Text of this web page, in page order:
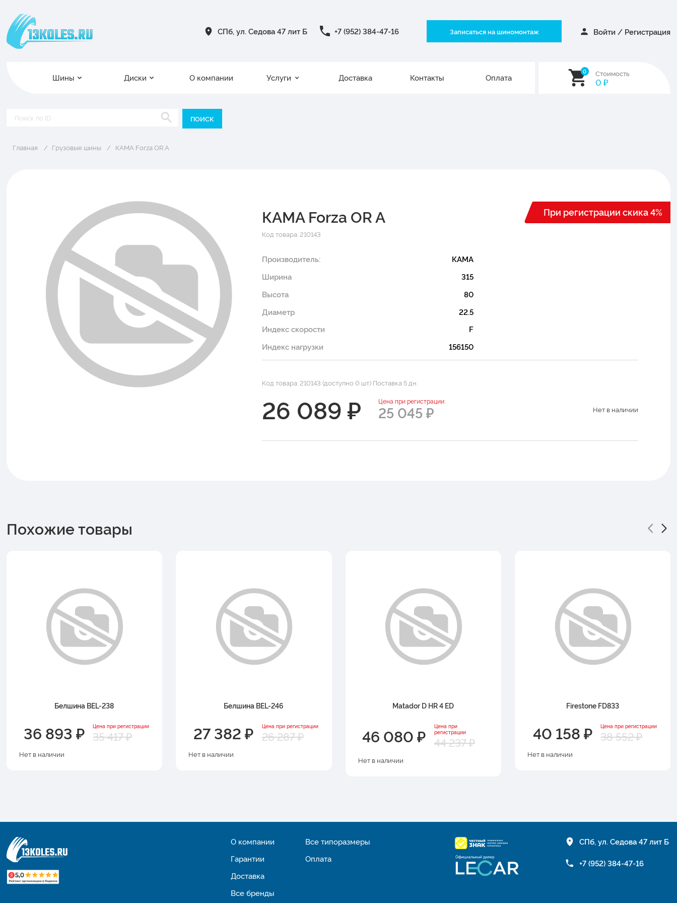
СПб, ул. Седова 47 лит Б +7 (952) 384-47-16 Записаться на шиномонтаж Войти / Регистрация
Шины Диски О компании Услуги Доставка Контакты Оплата
0 Стоимость
0 ₽
Главная Грузовые шины КАМА Forza OR A
КАМА Forza OR A
Код товара: 210143
Производитель:
КАМА
Ширина
315
Высота
80
Диаметр
22.5
Индекс скорости
F
Индекс нагрузки
156150
Код товара: 210143 (доступно 0 шт.) Поставка 5 дн.
26 089 ₽ Цена при регистрации:
25 045 ₽ Нет в наличии
При регистрации скика 4%
Похожие товары
Белшина BEL-238
36 893 ₽ Цена при регистрации
35 417 ₽
Нет в наличии
Белшина BEL-246
27 382 ₽ Цена при регистрации
26 287 ₽
Нет в наличии
Matador D HR 4 ED
46 080 ₽
Цена при
регистрации
44 237 ₽
Нет в наличии
Firestone FD833
40 158 ₽ Цена при регистрации
38 552 ₽
Нет в наличии
О компании
Гарантии
Доставка
Все бренды
Все типоразмеры
Оплата
СПб, ул. Седова 47 лит Б
+7 (952) 384-47-16